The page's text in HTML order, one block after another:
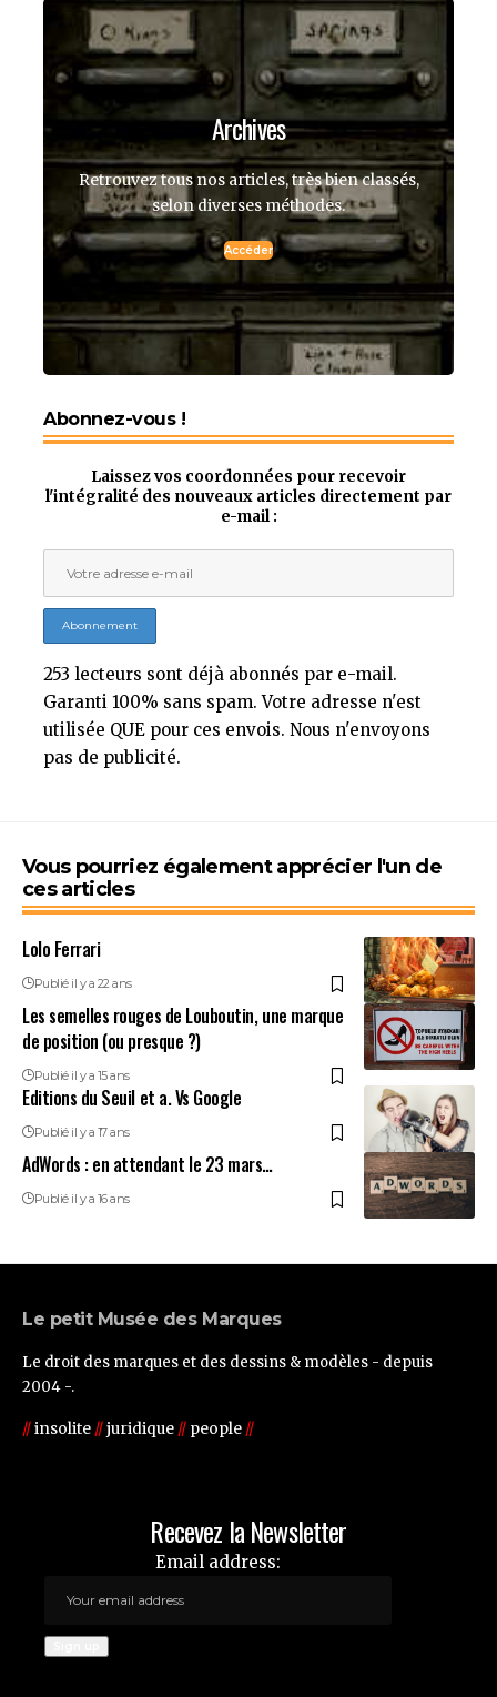
Archives
Retrouvez tous nos articles, très bien classés,
selon diverses méthodes.
Accéder
Abonnez-vous !
Laissez vos coordonnées pour recevoir
l'intégralité des nouveaux articles directement par
e-mail :
253 lecteurs sont déjà abonnés par e-mail.
Garanti 100% sans spam. Votre adresse n'est
utilisée QUE pour ces envois. Nous n'envoyons
pas de publicité.
Vous pourriez également apprécier l'un de
ces articles
Lolo Ferrari
Publié il y a 22 ans
Les semelles rouges de Louboutin, une marque
de position (ou presque ?)
Publié il y a 15 ans
Editions du Seuil et a. Vs Google
Publié il y a 17 ans
AdWords : en attendant le 23 mars…
Publié il y a 16 ans
Le petit Musée des Marques
Le droit des marques et des dessins & modèles - depuis
2004 -.
//insolite //juridique // people //
Recevez la Newsletter
Email address: